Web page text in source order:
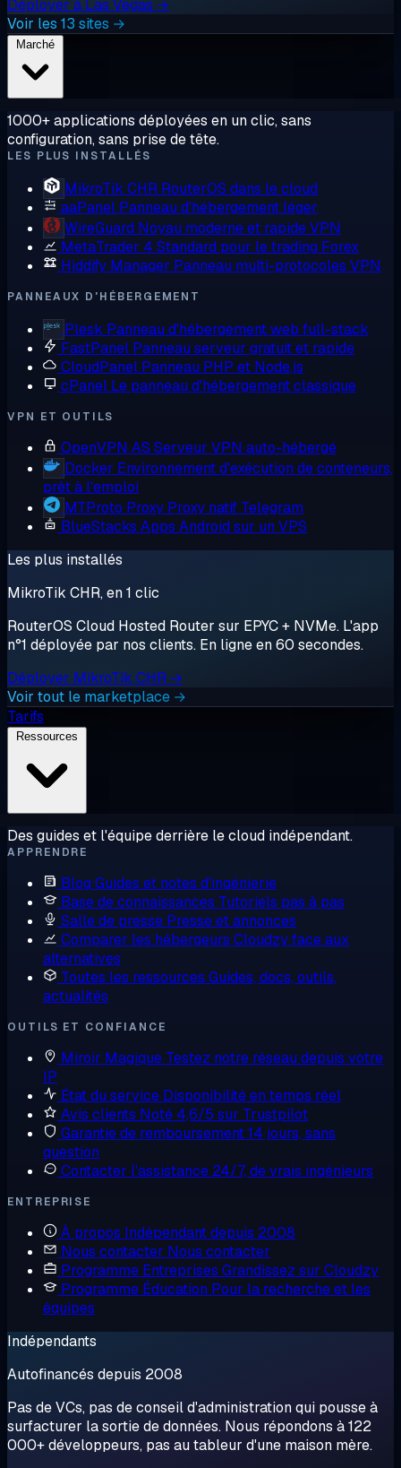
Déployer à Las Vegas →
Voir les 13 sites →
1000+ applications déployées en un clic, sans
configuration, sans prise de tête.
LES PLUS INSTALLÉS
MikroTik CHR RouterOS dans le cloud
aaPanel Panneau d'hébergement léger
WireGuard Noyau moderne et rapide VPN
MetaTrader 4 Standard pour le trading Forex
Hiddify Manager Panneau multi-protocoles VPN
PANNEAUX D'HÉBERGEMENT
Plesk Panneau d'hébergement web full-stack
FastPanel Panneau serveur gratuit et rapide
CloudPanel Panneau PHP et Node.js
cPanel Le panneau d'hébergement classique
VPN ET OUTILS
OpenVPN AS Serveur VPN auto-hébergé
Docker Environnement d'exécution de conteneurs,
prêt à l'emploi
MTProto Proxy Proxy natif Telegram
BlueStacks Apps Android sur un VPS
Les plus installés
MikroTik CHR, en 1 clic
RouterOS Cloud Hosted Router sur EPYC + NVMe. L'app
n°1 déployée par nos clients. En ligne en 60 secondes.
Déployer MikroTik CHR →
Voir tout le marketplace →
Tarifs
Des guides et l'équipe derrière le cloud indépendant.
APPRENDRE
Blog Guides et notes d'ingénierie
Base de connaissances Tutoriels pas à pas
Salle de presse Presse et annonces
Comparer les hébergeurs Cloudzy face aux
alternatives
Toutes les ressources Guides, docs, outils,
actualités
OUTILS ET CONFIANCE
Miroir Magique Testez notre réseau depuis votre
IP
État du service Disponibilité en temps réel
Avis clients Noté 4,6/5 sur Trustpilot
Garantie de remboursement14 jours, sans
question
Contacter l'assistance 24/7, de vrais ingénieurs
ENTREPRISE
À propos Indépendant depuis 2008
Nous contacter Nous contacter
Programme Entreprises Grandissez sur Cloudzy
Programme Éducation Pour la recherche et les
équipes
Indépendants
Autofinancés depuis 2008
Pas de VCs, pas de conseil d'administration qui pousse à
surfacturer la sortie de données. Nous répondons à 122
000+ développeurs, pas au tableur d'une maison mère.